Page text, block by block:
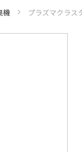
機 プラズマクラス